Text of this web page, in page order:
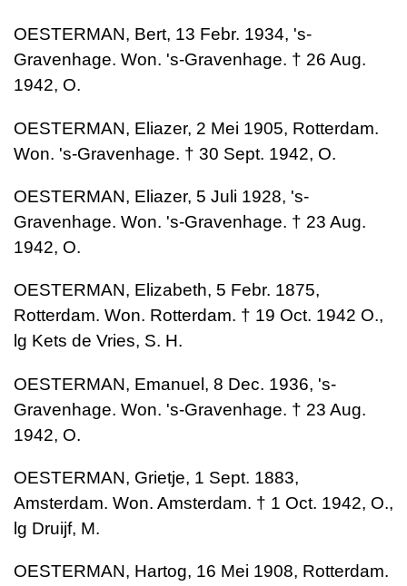
OESTERMAN, Bert, 13 Febr. 1934, 's-
Gravenhage. Won. 's-Gravenhage. † 26 Aug.
1942, O.
OESTERMAN, Eliazer, 2 Mei 1905, Rotterdam.
Won. 's-Gravenhage. † 30 Sept. 1942, O.
OESTERMAN, Eliazer, 5 Juli 1928, 's-
Gravenhage. Won. 's-Gravenhage. † 23 Aug.
1942, O.
OESTERMAN, Elizabeth, 5 Febr. 1875,
Rotterdam. Won. Rotterdam. † 19 Oct. 1942 O.,
lg Kets de Vries, S. H.
OESTERMAN, Emanuel, 8 Dec. 1936, 's-
Gravenhage. Won. 's-Gravenhage. † 23 Aug.
1942, O.
OESTERMAN, Grietje, 1 Sept. 1883,
Amsterdam. Won. Amsterdam. † 1 Oct. 1942, O.,
lg Druijf, M.
OESTERMAN, Hartog, 16 Mei 1908, Rotterdam.